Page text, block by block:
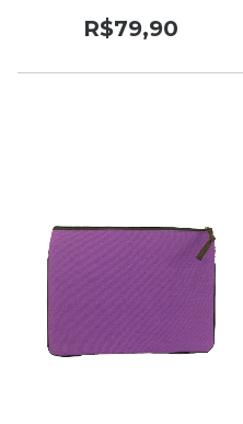
R$79,90